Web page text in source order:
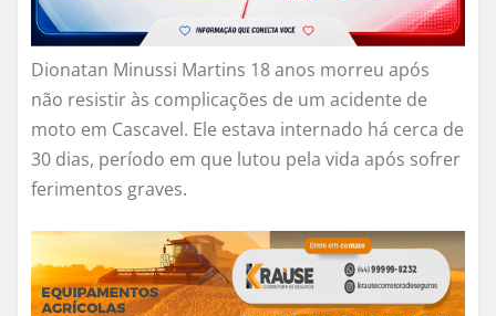
Dionatan Minussi Martins 18 anos morreu após
não resistir às complicações de um acidente de
moto em Cascavel. Ele estava internado há cerca de
30 dias, período em que lutou pela vida após sofrer
ferimentos graves.